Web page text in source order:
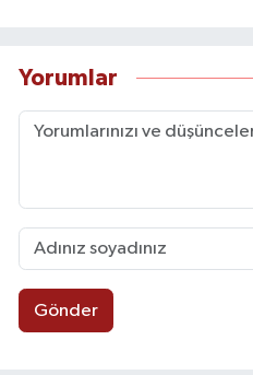
Yorumlar
Gönder